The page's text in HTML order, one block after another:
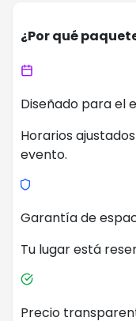
¿Por qué
Diseñado para el
Horarios
evento.
Garantía de
Tu lugar está
Precio